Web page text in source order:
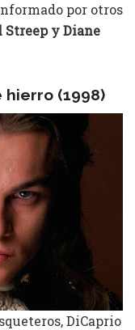
por otros
y Diane
hierro (1998)
DiCaprio